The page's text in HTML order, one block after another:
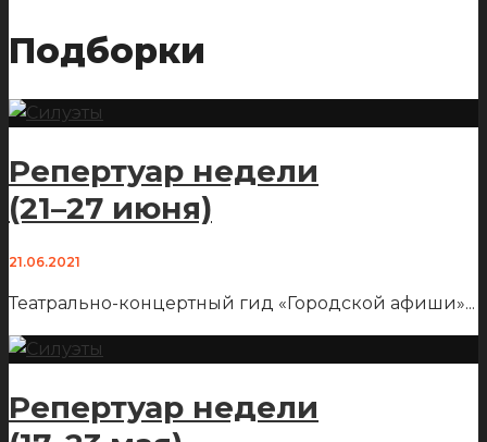
Подборки
Репертуар недели
(21–27 июня)
21.06.2021
Театрально-концертный гид «Городской афиши»...
Репертуар недели